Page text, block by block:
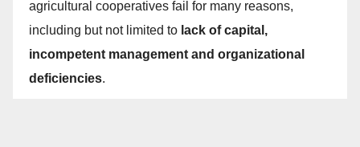
agricultural cooperatives fail for many reasons,
including but not limited to lack of capital,
incompetent management and organizational
deficiencies.